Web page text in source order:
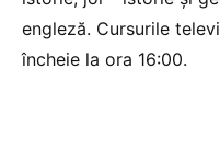
engleză. Cursurile
încheie la ora 16:00.